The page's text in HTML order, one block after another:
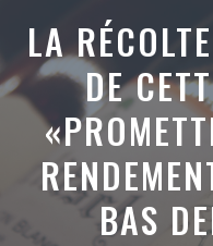
LA
DE
BAS